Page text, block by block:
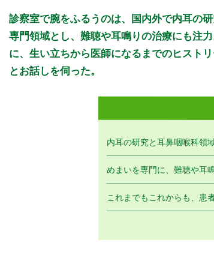
診察室で腕をふるうのは、国内外で内耳の
専門領域とし、難聴や耳鳴りの治療にも注
に、生い立ちから医師になるまでのヒスト
とお話しを伺った。
内耳の研究と耳鼻咽喉科領
めまいを専門に、難聴や耳
これまでもこれからも、患